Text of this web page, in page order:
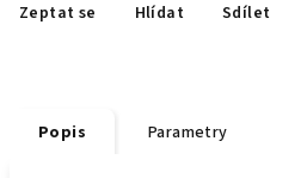
Zeptat se Hlídat Sdílet
Popis Parametry